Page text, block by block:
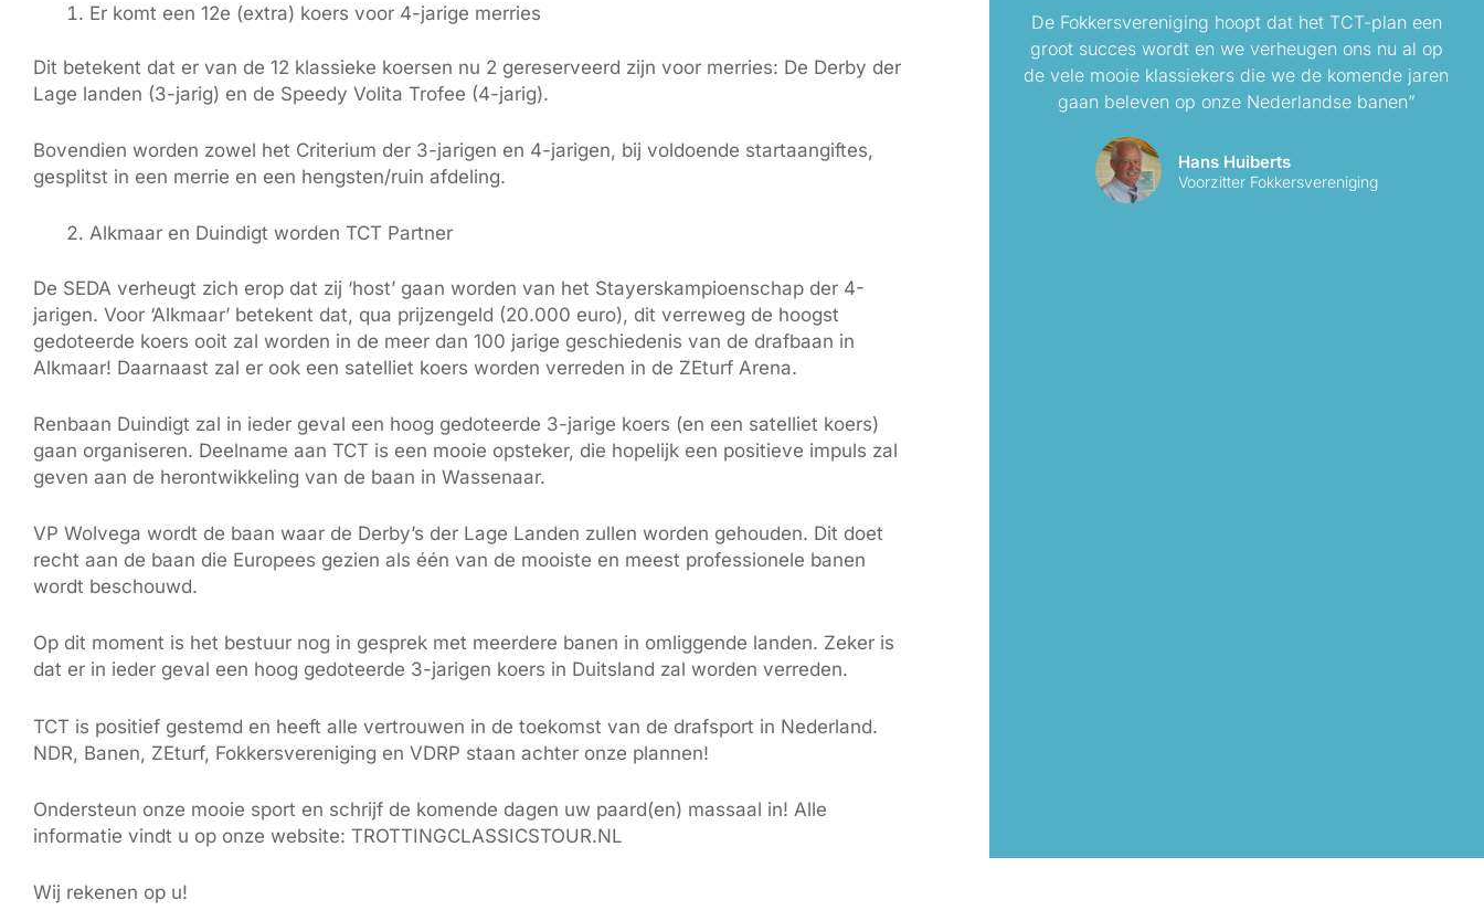
Er komt een 12e (extra) koers voor 4-jarige merries
Dit betekent dat er van de 12 klassieke koersen nu 2 gereserveerd zijn voor merries: De Derby der
Lage landen (3-jarig) en de Speedy Volita Trofee (4-jarig).
Bovendien worden zowel het Criterium der 3-jarigen en 4-jarigen, bij voldoende startaangiftes,
gesplitst in een merrie en een hengsten/ruin afdeling.
Alkmaar en Duindigt worden TCT Partner
De SEDA verheugt zich erop dat zij ‘host’ gaan worden van het Stayerskampioenschap der 4-
jarigen. Voor ‘Alkmaar’ betekent dat, qua prijzengeld (20.000 euro), dit verreweg de hoogst
gedoteerde koers ooit zal worden in de meer dan 100 jarige geschiedenis van de drafbaan in
Alkmaar! Daarnaast zal er ook een satelliet koers worden verreden in de ZEturf Arena.
Renbaan Duindigt zal in ieder geval een hoog gedoteerde 3-jarige koers (en een satelliet koers)
gaan organiseren. Deelname aan TCT is een mooie opsteker, die hopelijk een positieve impuls zal
geven aan de herontwikkeling van de baan in Wassenaar.
VP Wolvega wordt de baan waar de Derby’s der Lage Landen zullen worden gehouden. Dit doet
recht aan de baan die Europees gezien als één van de mooiste en meest professionele banen
wordt beschouwd.
Op dit moment is het bestuur nog in gesprek met meerdere banen in omliggende landen. Zeker is
dat er in ieder geval een hoog gedoteerde 3-jarigen koers in Duitsland zal worden verreden.
TCT is positief gestemd en heeft alle vertrouwen in de toekomst van de drafsport in Nederland.
NDR, Banen, ZEturf, Fokkersvereniging en VDRP staan achter onze plannen!
Ondersteun onze mooie sport en schrijf de komende dagen uw paard(en) massaal in! Alle
informatie vindt u op onze website: TROTTINGCLASSICSTOUR.NL
Wij rekenen op u!
De Fokkersvereniging hoopt dat het TCT-plan een
groot succes wordt en we verheugen ons nu al op
de vele mooie klassiekers die we de komende jaren
gaan beleven op onze Nederlandse banen”
Hans Huiberts
Voorzitter Fokkersvereniging